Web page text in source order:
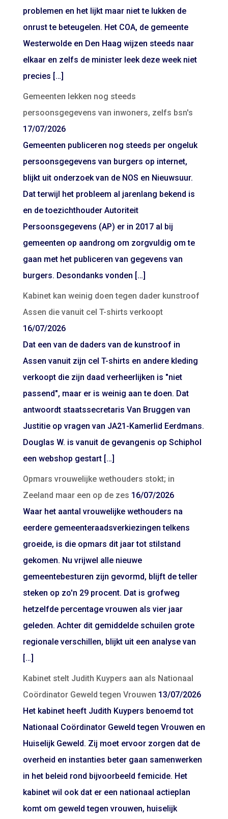
problemen en het lijkt maar niet te lukken de
onrust te beteugelen. Het COA, de gemeente
Westerwolde en Den Haag wijzen steeds naar
elkaar en zelfs de minister leek deze week niet
precies […]
Gemeenten lekken nog steeds
persoonsgegevens van inwoners, zelfs bsn's
17/07/2026
Gemeenten publiceren nog steeds per ongeluk
persoonsgegevens van burgers op internet,
blijkt uit onderzoek van de NOS en Nieuwsuur.
Dat terwijl het probleem al jarenlang bekend is
en de toezichthouder Autoriteit
Persoonsgegevens (AP) er in 2017 al bij
gemeenten op aandrong om zorgvuldig om te
gaan met het publiceren van gegevens van
burgers. Desondanks vonden […]
Kabinet kan weinig doen tegen dader kunstroof
Assen die vanuit cel T-shirts verkoopt
16/07/2026
Dat een van de daders van de kunstroof in
Assen vanuit zijn cel T-shirts en andere kleding
verkoopt die zijn daad verheerlijken is "niet
passend", maar er is weinig aan te doen. Dat
antwoordt staatssecretaris Van Bruggen van
Justitie op vragen van JA21-Kamerlid Eerdmans.
Douglas W. is vanuit de gevangenis op Schiphol
een webshop gestart […]
Opmars vrouwelijke wethouders stokt; in
Zeeland maar een op de zes 16/07/2026
Waar het aantal vrouwelijke wethouders na
eerdere gemeenteraadsverkiezingen telkens
groeide, is die opmars dit jaar tot stilstand
gekomen. Nu vrijwel alle nieuwe
gemeentebesturen zijn gevormd, blijft de teller
steken op zo'n 29 procent. Dat is grofweg
hetzelfde percentage vrouwen als vier jaar
geleden. Achter dit gemiddelde schuilen grote
regionale verschillen, blijkt uit een analyse van
[…]
Kabinet stelt Judith Kuypers aan als Nationaal
Coördinator Geweld tegen Vrouwen 13/07/2026
Het kabinet heeft Judith Kuypers benoemd tot
Nationaal Coördinator Geweld tegen Vrouwen en
Huiselijk Geweld. Zij moet ervoor zorgen dat de
overheid en instanties beter gaan samenwerken
in het beleid rond bijvoorbeeld femicide. Het
kabinet wil ook dat er een nationaal actieplan
komt om geweld tegen vrouwen, huiselijk